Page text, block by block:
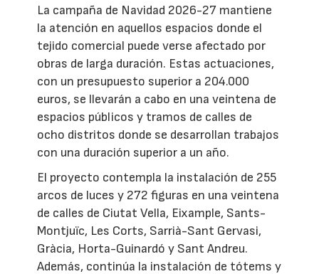
La campaña de Navidad 2026-27 mantiene
la atención en aquellos espacios donde el
tejido comercial puede verse afectado por
obras de larga duración. Estas actuaciones,
con un presupuesto superior a 204.000
euros, se llevarán a cabo en una veintena de
espacios públicos y tramos de calles de
ocho distritos donde se desarrollan trabajos
con una duración superior a un año.
El proyecto contempla la instalación de 255
arcos de luces y 272 figuras en una veintena
de calles de Ciutat Vella, Eixample, Sants-
Montjuïc, Les Corts, Sarrià-Sant Gervasi,
Gràcia, Horta-Guinardó y Sant Andreu.
Además, continúa la instalación de tótems y